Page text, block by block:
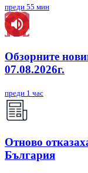
преди 55 мин
Обзорните
07.08.2026г.
преди 1 час
Отново
България